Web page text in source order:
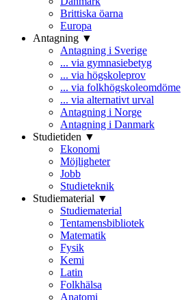
Brittiska öarna
Europa
Antagning ▼
Antagning i Sverige
... via gymnasiebetyg
... via högskoleprov
... via folkhögskoleomdöme
... via alternativt urval
Antagning i Norge
Antagning i Danmark
Studietiden ▼
Ekonomi
Möjligheter
Jobb
Studieteknik
Studiematerial ▼
Studiematerial
Tentamensbibliotek
Matematik
Fysik
Kemi
Latin
Folkhälsa
Anatomi